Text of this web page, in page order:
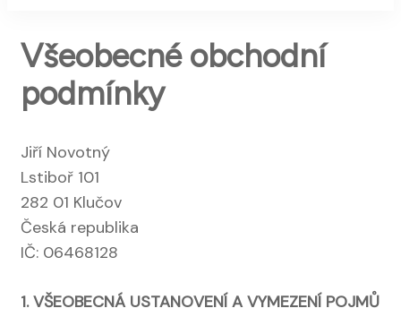
problém
Všeobecné obchodní
podmínky
Jiří Novotný
Lstiboř 101
282 01 Klučov
Česká republika
IČ: 06468128
1. VŠEOBECNÁ USTANOVENÍ A VYMEZENÍ POJMŮ